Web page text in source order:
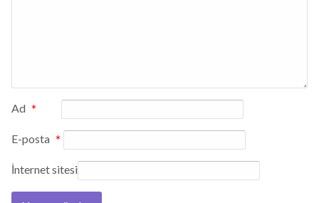
Ad *
E-posta *
İnternet sitesi